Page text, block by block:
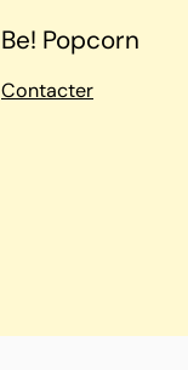
Be! Popcorn
Contacter